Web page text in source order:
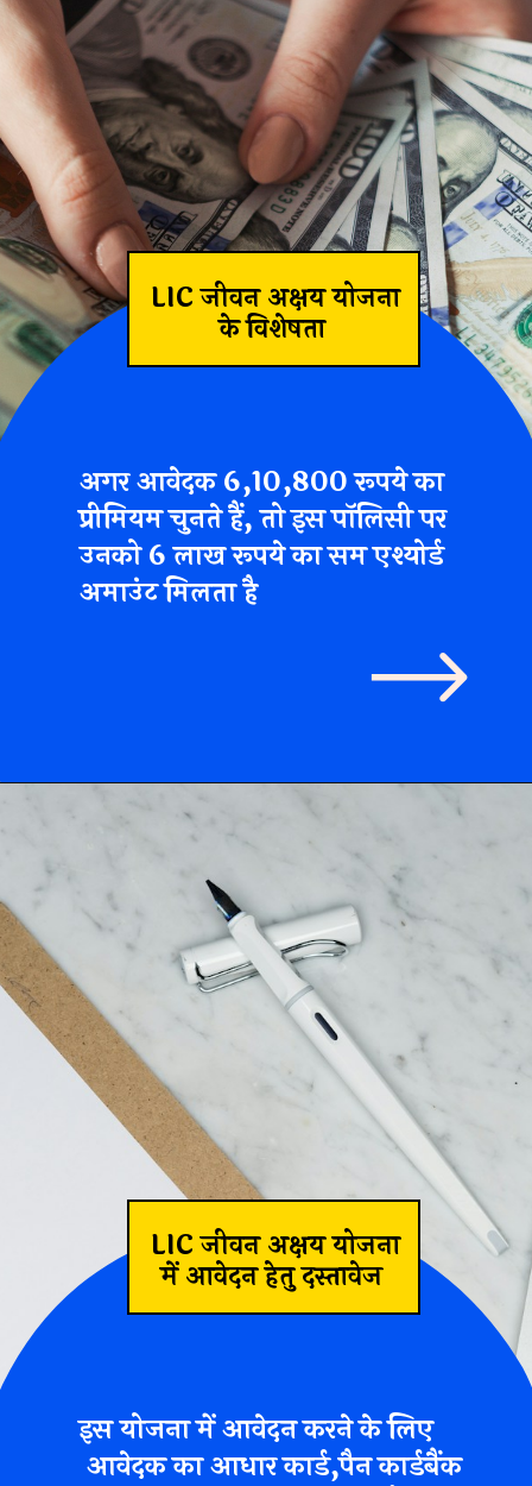
LIC जीवन अक्षय योजना
के विशेषता
अगर आवेदक 6,10,800 रूपये का
प्रीमियम चुनते हैं, तो इस पॉलिसी पर
उनको 6 लाख रूपये का सम एश्योर्ड
अमाउंट मिलता है
LIC जीवन अक्षय योजना
में आवेदन हेतु दस्तावेज
इस योजना में आवेदन करने के लिए
आवेदक का आधार कार्ड,पैन कार्डबैंक